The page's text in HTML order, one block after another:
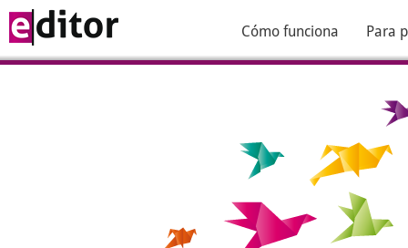
Cómo funciona Para